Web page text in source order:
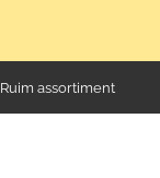
Ruim assortiment